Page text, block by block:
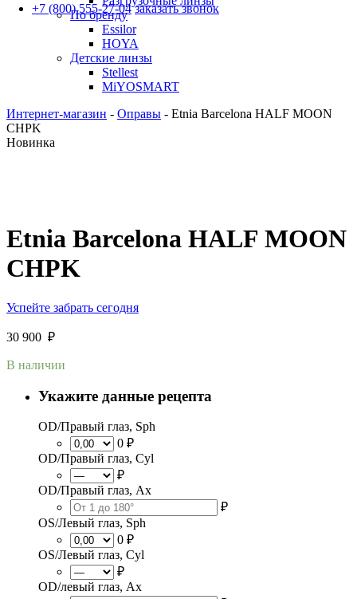
По бренду
Essilor
HOYA
Детские линзы
Stellest
MiYOSMART
+7 (800) 555-27-04 заказать звонок
Интернет-магазин - Оправы - Etnia Barcelona HALF MOON
CHPK
Новинка
Etnia Barcelona HALF MOON
CHPK
Успейте забрать сегодня
30 900 ₽
В наличии
Укажите данные рецепта
OD/Правый глаз, Sph
0 ₽
OD/Правый глаз, Cyl
₽
OD/Правый глаз, Ax
₽
OS/Левый глаз, Sph
0 ₽
OS/Левый глаз, Cyl
₽
OD/левый глаз, Ax